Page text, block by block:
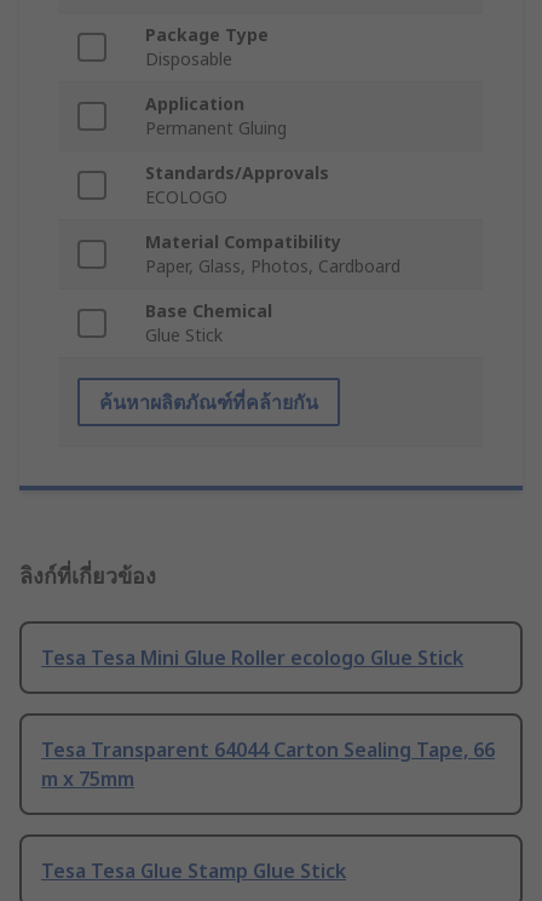
Package Type
Disposable
Application
Permanent Gluing
Standards/Approvals
ECOLOGO
Material Compatibility
Paper, Glass, Photos, Cardboard
Base Chemical
Glue Stick
ค้นหาผลิตภัณฑ์ที่คล้ายกัน
ลิงก์ที่เกี่ยวข้อง
Tesa Tesa Mini Glue Roller ecologo Glue Stick
Tesa Transparent 64044 Carton Sealing Tape, 66
m x 75mm
Tesa Tesa Glue Stamp Glue Stick